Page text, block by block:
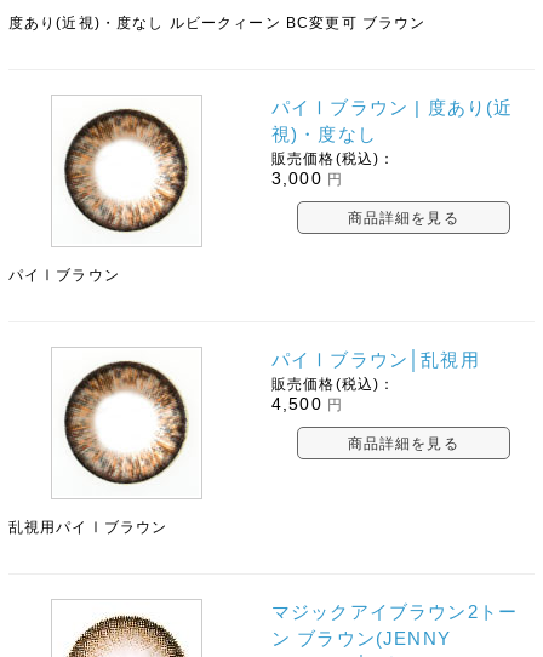
度あり(近視)・度なし ルビークィーン BC変更可 ブラウン
パイⅠブラウン | 度あり(近
視)・度なし
販売価格(税込)：
3,000 円
商品詳細を見る
パイⅠブラウン
パイⅠブラウン│乱視用
販売価格(税込)：
4,500 円
商品詳細を見る
乱視用パイⅠブラウン
マジックアイブラウン2トー
ン ブラウン(JENNY